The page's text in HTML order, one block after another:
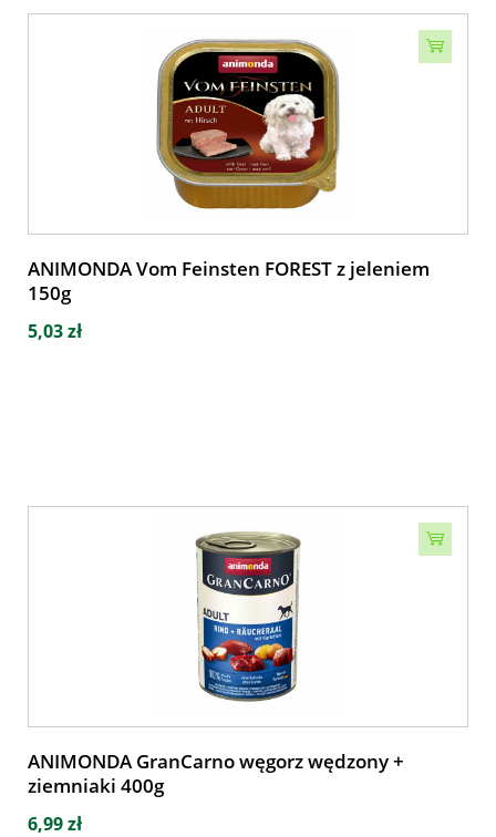
ANIMONDA Vom Feinsten FOREST z jeleniem
150g
5,03 zł
ANIMONDA GranCarno węgorz wędzony +
ziemniaki 400g
6,99 zł